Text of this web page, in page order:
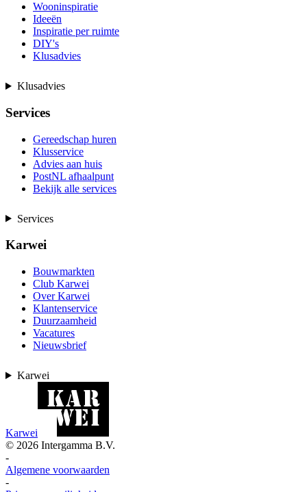
Wooninspiratie
Ideeën
Inspiratie per ruimte
DIY's
Klusadvies
Klusadvies
Services
Gereedschap huren
Klusservice
Advies aan huis
PostNL afhaalpunt
Bekijk alle services
Services
Karwei
Bouwmarkten
Club Karwei
Over Karwei
Klantenservice
Duurzaamheid
Vacatures
Nieuwsbrief
Karwei
Karwei
© 2026 Intergamma B.V.
-
Algemene voorwaarden
-